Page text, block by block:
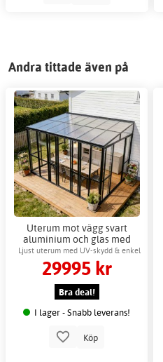
Andra tittade även på
Uterum mot vägg svart
aluminium och glas med
skjutdörrar - 14 m²
Ljust uterum med UV-skydd & enkel
montering
29995 kr
Bra deal!
I lager - Snabb leverans!
Köp